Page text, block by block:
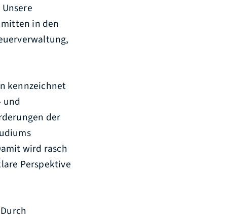
in den
kennzeichnet
und
der
wird rasch
Perspektive